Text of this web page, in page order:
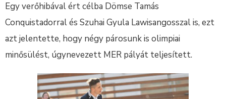
Egy verőhibával ért célba Dömse Tamás
Conquistadorral és Szuhai Gyula Lawisangosszal is, ezt
azt jelentette, hogy négy párosunk is olimpiai
minősülést, úgynevezett MER pályát teljesített.